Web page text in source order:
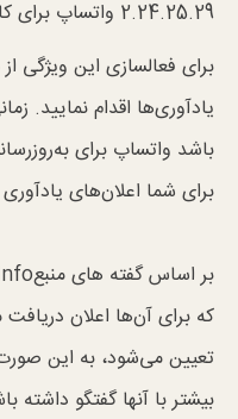
2.24.25.29 واتساپ برای کاربران اندروید در دسترس می باشد.
برای فعالسازی این ویژگی
یادآوری‌ها اقدام نمایید.
باشد واتساپ برای
برای شما اعلان‌های
که برای آن‌ها اعلان‌
تعیین می‌شود، به این
بیشتر با آنها گفتگو داشته‌